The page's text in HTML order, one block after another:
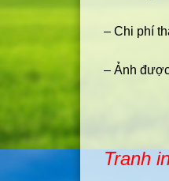
– Chi phí
– Ảnh
Tranh